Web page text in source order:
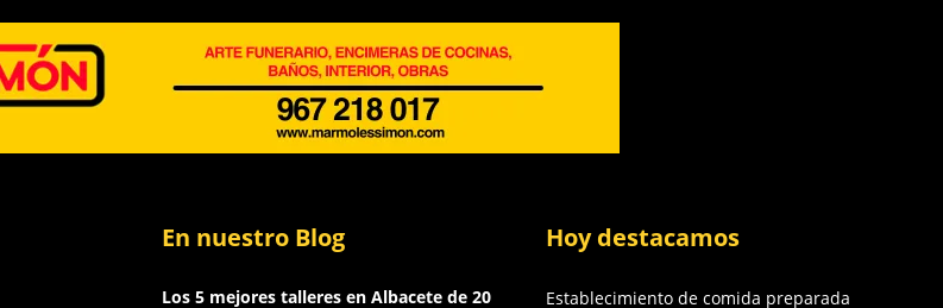
En nuestro Blog
Los 5 mejores talleres en Albacete de 20
Hoy destacamos
Establecimiento de comida preparada